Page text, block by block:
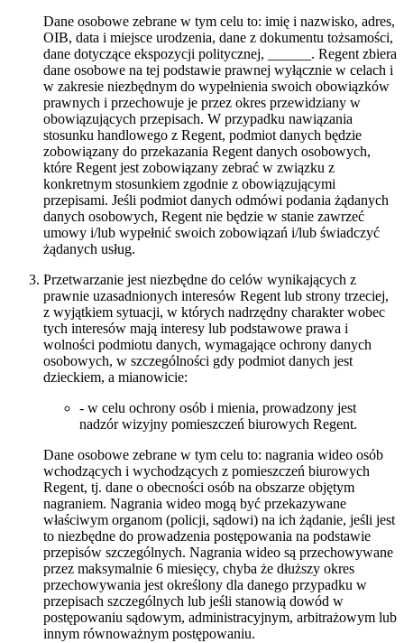
Dane osobowe zebrane w tym celu to: imię i nazwisko, adres,
OIB, data i miejsce urodzenia, dane z dokumentu tożsamości,
dane dotyczące ekspozycji politycznej, ______. Regent zbiera
dane osobowe na tej podstawie prawnej wyłącznie w celach i
w zakresie niezbędnym do wypełnienia swoich obowiązków
prawnych i przechowuje je przez okres przewidziany w
obowiązujących przepisach. W przypadku nawiązania
stosunku handlowego z Regent, podmiot danych będzie
zobowiązany do przekazania Regent danych osobowych,
które Regent jest zobowiązany zebrać w związku z
konkretnym stosunkiem zgodnie z obowiązującymi
przepisami. Jeśli podmiot danych odmówi podania żądanych
danych osobowych, Regent nie będzie w stanie zawrzeć
umowy i/lub wypełnić swoich zobowiązań i/lub świadczyć
żądanych usług.
Przetwarzanie jest niezbędne do celów wynikających z
prawnie uzasadnionych interesów Regent lub strony trzeciej,
z wyjątkiem sytuacji, w których nadrzędny charakter wobec
tych interesów mają interesy lub podstawowe prawa i
wolności podmiotu danych, wymagające ochrony danych
osobowych, w szczególności gdy podmiot danych jest
dzieckiem, a mianowicie:
- w celu ochrony osób i mienia, prowadzony jest
nadzór wizyjny pomieszczeń biurowych Regent.
Dane osobowe zebrane w tym celu to: nagrania wideo osób
wchodzących i wychodzących z pomieszczeń biurowych
Regent, tj. dane o obecności osób na obszarze objętym
nagraniem. Nagrania wideo mogą być przekazywane
właściwym organom (policji, sądowi) na ich żądanie, jeśli jest
to niezbędne do prowadzenia postępowania na podstawie
przepisów szczególnych. Nagrania wideo są przechowywane
przez maksymalnie 6 miesięcy, chyba że dłuższy okres
przechowywania jest określony dla danego przypadku w
przepisach szczególnych lub jeśli stanowią dowód w
postępowaniu sądowym, administracyjnym, arbitrażowym lub
innym równoważnym postępowaniu.